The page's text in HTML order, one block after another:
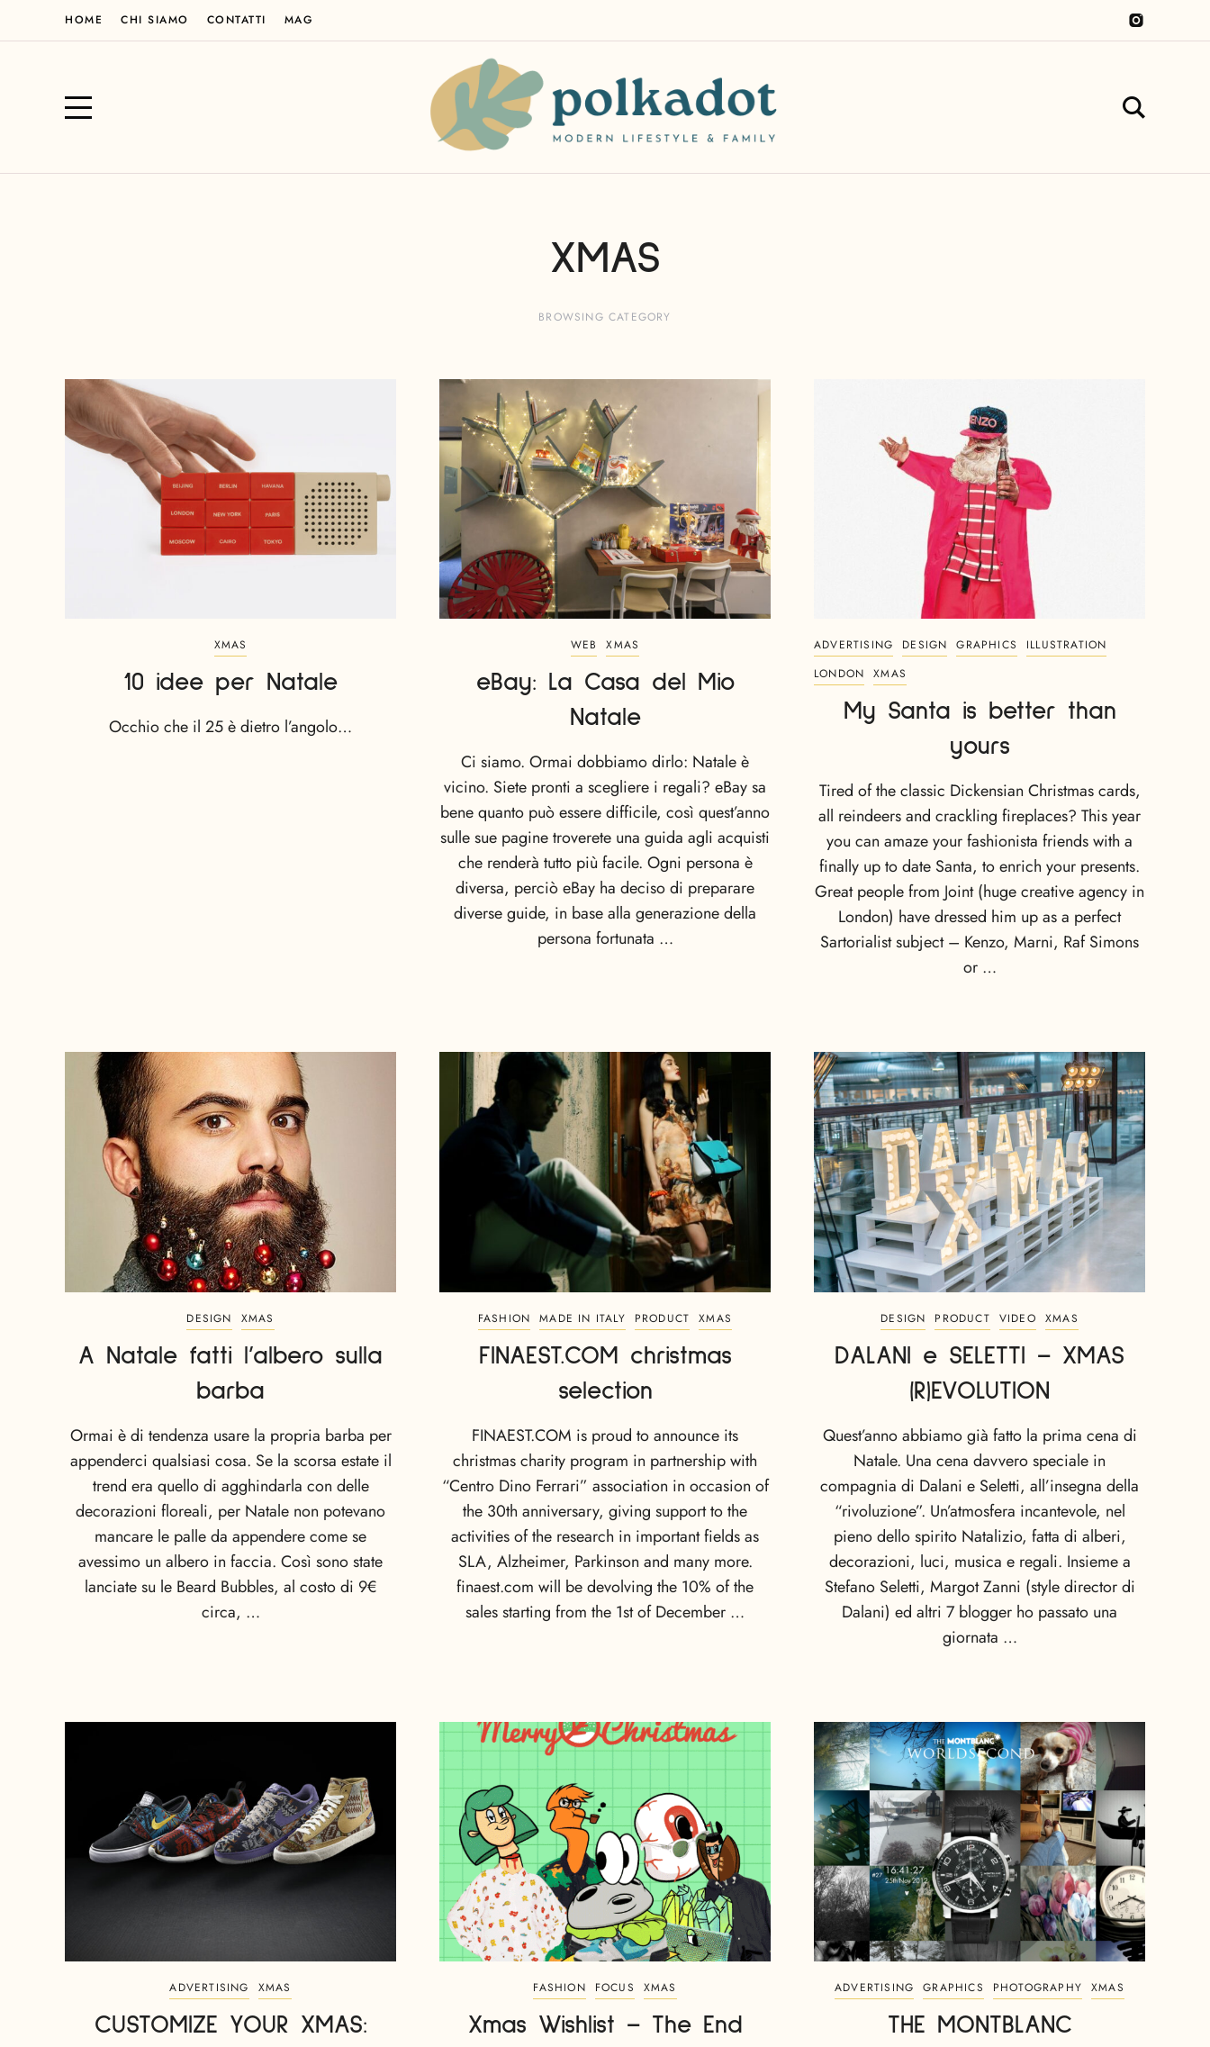
HOME CHI SIAMO CONTATTI MAG
XMAS
BROWSING CATEGORY
XMAS
10 idee per Natale
Occhio che il 25 è dietro l’angolo…
WEB XMAS
eBay: La Casa del Mio
Natale
Ci siamo. Ormai dobbiamo dirlo: Natale è
vicino. Siete pronti a scegliere i regali? eBay sa
bene quanto può essere difficile, così quest’anno
sulle sue pagine troverete una guida agli acquisti
che renderà tutto più facile. Ogni persona è
diversa, perciò eBay ha deciso di preparare
diverse guide, in base alla generazione della
persona fortunata …
ADVERTISING DESIGN GRAPHICS
ILLUSTRATION
LONDON
XMAS
My Santa is better than
yours
Tired of the classic Dickensian Christmas cards,
all reindeers and crackling fireplaces? This year
you can amaze your fashionista friends with a
finally up to date Santa, to enrich your presents.
Great people from Joint (huge creative agency in
London) have dressed him up as a perfect
Sartorialist subject – Kenzo, Marni, Raf Simons
or …
DESIGN XMAS
A Natale fatti l’albero sulla
barba
Ormai è di tendenza usare la propria barba per
appenderci qualsiasi cosa. Se la scorsa estate il
trend era quello di agghindarla con delle
decorazioni floreali, per Natale non potevano
mancare le palle da appendere come se
avessimo un albero in faccia. Così sono state
lanciate su le Beard Bubbles, al costo di 9€
circa, …
FASHION MADE IN ITALY PRODUCT XMAS
FINAEST.COM christmas
selection
FINAEST.COM is proud to announce its
christmas charity program in partnership with
“Centro Dino Ferrari” association in occasion of
the 30th anniversary, giving support to the
activities of the research in important fields as
SLA, Alzheimer, Parkinson and many more.
finaest.com will be devolving the 10% of the
sales starting from the 1st of December …
DESIGN PRODUCT VIDEO XMAS
DALANI e SELETTI – XMAS
(R)EVOLUTION
Quest’anno abbiamo già fatto la prima cena di
Natale. Una cena davvero speciale in
compagnia di Dalani e Seletti, all’insegna della
“rivoluzione”. Un’atmosfera incantevole, nel
pieno dello spirito Natalizio, fatta di alberi,
decorazioni, luci, musica e regali. Insieme a
Stefano Seletti, Margot Zanni (style director di
Dalani) ed altri 7 blogger ho passato una
giornata …
ADVERTISING XMAS
CUSTOMIZE YOUR XMAS:
FASHION FOCUS XMAS
Xmas Wishlist – The End
ADVERTISING GRAPHICS PHOTOGRAPHY XMAS
THE MONTBLANC